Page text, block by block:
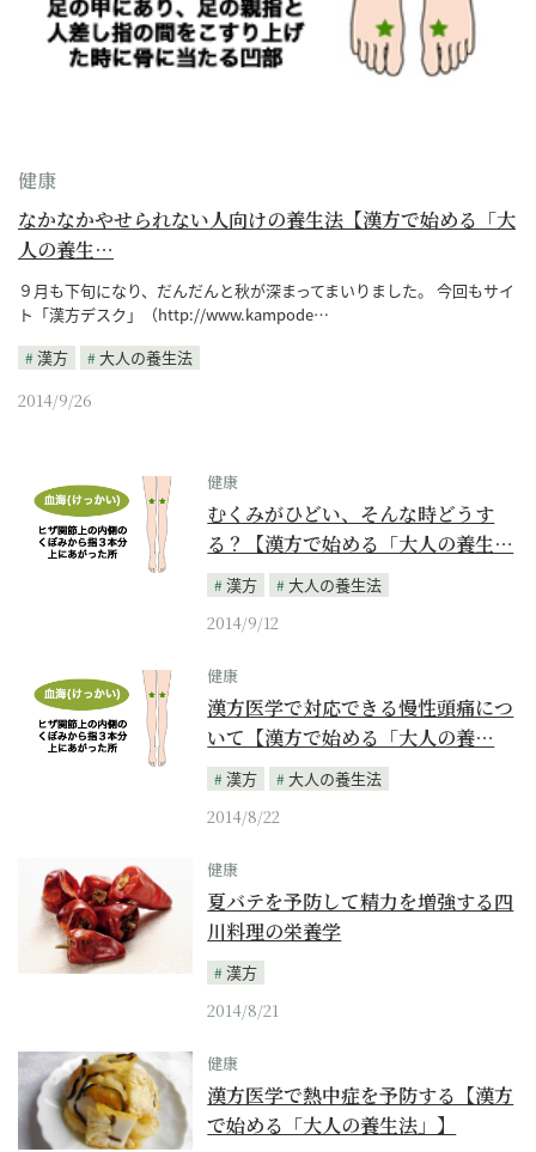
健康
なかなかやせられない人向けの養生法【漢方で始める「大
人の養生…
９月も下旬になり、だんだんと秋が深まってまいりました。 今回もサイ
ト「漢方デスク」（http://www.kampode…
漢方
大人の養生法
2014/9/26
健康
むくみがひどい、そんな時どうす
る？【漢方で始める「大人の養生…
漢方
大人の養生法
2014/9/12
健康
漢方医学で対応できる慢性頭痛につ
いて【漢方で始める「大人の養…
漢方
大人の養生法
2014/8/22
健康
夏バテを予防して精力を増強する四
川料理の栄養学
漢方
2014/8/21
健康
漢方医学で熱中症を予防する【漢方
で始める「大人の養生法」】